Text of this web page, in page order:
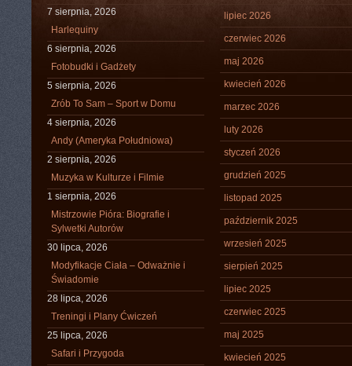
7 sierpnia, 2026
Harlequiny
6 sierpnia, 2026
Fotobudki i Gadżety
5 sierpnia, 2026
Zrób To Sam – Sport w Domu
4 sierpnia, 2026
Andy (Ameryka Południowa)
2 sierpnia, 2026
Muzyka w Kulturze i Filmie
1 sierpnia, 2026
Mistrzowie Pióra: Biografie i
Sylwetki Autorów
30 lipca, 2026
Modyfikacje Ciała – Odważnie i
Świadomie
28 lipca, 2026
Treningi i Plany Ćwiczeń
25 lipca, 2026
Safari i Przygoda
lipiec 2026
czerwiec 2026
maj 2026
kwiecień 2026
marzec 2026
luty 2026
styczeń 2026
grudzień 2025
listopad 2025
październik 2025
wrzesień 2025
sierpień 2025
lipiec 2025
czerwiec 2025
maj 2025
kwiecień 2025